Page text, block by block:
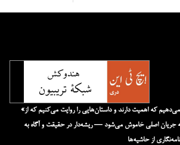
«ما صداهایی را بازتاب می‌دهیم که اهمیت دارند و داستان‌هایی را روایت می‌کنیم که از
جریان اصلی خاموش می‌شود — ریشه‌دار در حقیقت و آگاه به